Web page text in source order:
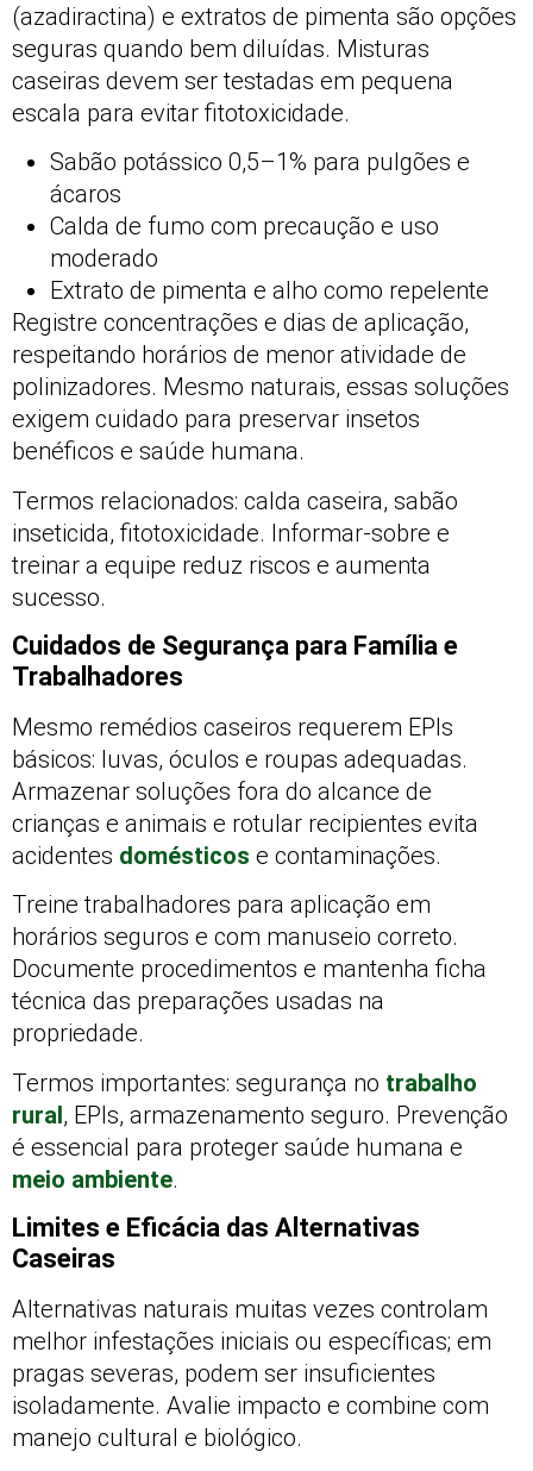
(azadiractina) e extratos de pimenta são opções
seguras quando bem diluídas. Misturas
caseiras devem ser testadas em pequena
escala para evitar fitotoxicidade.
Sabão potássico 0,5–1% para pulgões e
ácaros
Calda de fumo com precaução e uso
moderado
Extrato de pimenta e alho como repelente
Registre concentrações e dias de aplicação,
respeitando horários de menor atividade de
polinizadores. Mesmo naturais, essas soluções
exigem cuidado para preservar insetos
benéficos e saúde humana.
Termos relacionados: calda caseira, sabão
inseticida, fitotoxicidade. Informar-sobre e
treinar a equipe reduz riscos e aumenta
sucesso.
Cuidados de Segurança para Família e
Trabalhadores
Mesmo remédios caseiros requerem EPIs
básicos: luvas, óculos e roupas adequadas.
Armazenar soluções fora do alcance de
crianças e animais e rotular recipientes evita
acidentes domésticos e contaminações.
Treine trabalhadores para aplicação em
horários seguros e com manuseio correto.
Documente procedimentos e mantenha ficha
técnica das preparações usadas na
propriedade.
Termos importantes: segurança no trabalho
rural, EPIs, armazenamento seguro. Prevenção
é essencial para proteger saúde humana e
meio ambiente.
Limites e Eficácia das Alternativas
Caseiras
Alternativas naturais muitas vezes controlam
melhor infestações iniciais ou específicas; em
pragas severas, podem ser insuficientes
isoladamente. Avalie impacto e combine com
manejo cultural e biológico.